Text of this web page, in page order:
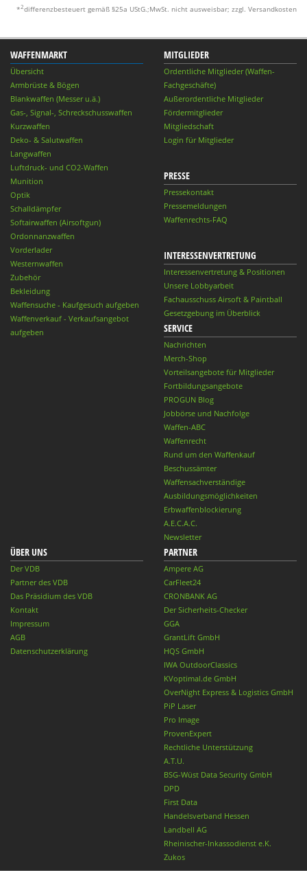
*2differenzbesteuert gemäß §25a UStG.;MwSt. nicht ausweisbar; zzgl. Versandkosten
WAFFENMARKT
Übersicht
Armbrüste & Bögen
Blankwaffen (Messer u.ä.)
Gas-, Signal-, Schreckschusswaffen
Kurzwaffen
Deko- & Salutwaffen
Langwaffen
Luftdruck- und CO2-Waffen
Munition
Optik
Schalldämpfer
Softairwaffen (Airsoftgun)
Ordonnanzwaffen
Vorderlader
Westernwaffen
Zubehör
Bekleidung
Waffensuche - Kaufgesuch aufgeben
Waffenverkauf - Verkaufsangebot
aufgeben
MITGLIEDER
Ordentliche Mitglieder (Waffen-
Fachgeschäfte)
Außerordentliche Mitglieder
Fördermitglieder
Mitgliedschaft
Login für Mitglieder
PRESSE
Pressekontakt
Pressemeldungen
Waffenrechts-FAQ
INTERESSENVERTRETUNG
Interessenvertretung & Positionen
Unsere Lobbyarbeit
Fachausschuss Airsoft & Paintball
Gesetzgebung im Überblick
SERVICE
Nachrichten
Merch-Shop
Vorteilsangebote für Mitglieder
Fortbildungsangebote
PROGUN Blog
Jobbörse und Nachfolge
Waffen-ABC
Waffenrecht
Rund um den Waffenkauf
Beschussämter
Waffensachverständige
Ausbildungsmöglichkeiten
Erbwaffenblockierung
A.E.C.A.C.
Newsletter
ÜBER UNS
Der VDB
Partner des VDB
Das Präsidium des VDB
Kontakt
Impressum
AGB
Datenschutzerklärung
PARTNER
Ampere AG
CarFleet24
CRONBANK AG
Der Sicherheits-Checker
GGA
GrantLift GmbH
HQS GmbH
IWA OutdoorClassics
KVoptimal.de GmbH
OverNight Express & Logistics GmbH
PiP Laser
Pro Image
ProvenExpert
Rechtliche Unterstützung
A.T.U.
BSG-Wüst Data Security GmbH
DPD
First Data
Handelsverband Hessen
Landbell AG
Rheinischer-Inkassodienst e.K.
Zukos